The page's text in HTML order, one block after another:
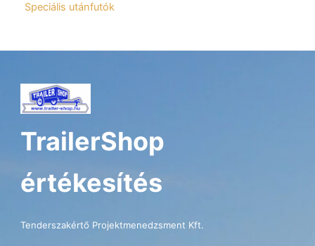
Speciális utánfutók
TrailerShop
értékesítés
Tenderszakértő Projektmenedzsment Kft.